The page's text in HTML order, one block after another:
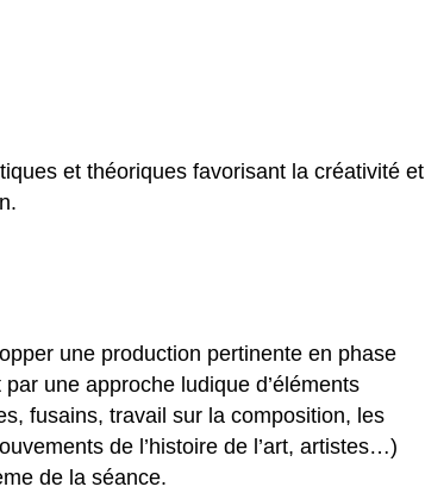
et théoriques favorisant la créativité et
une production pertinente en phase
une approche ludique d’éléments
fusains, travail sur la composition, les
de l’histoire de l’art, artistes…)
de la séance.